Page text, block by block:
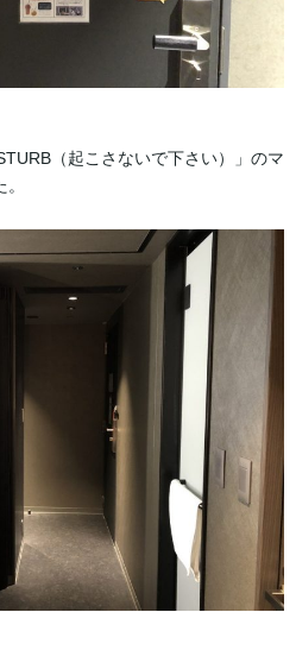
（起こさないで下さい）」のマ